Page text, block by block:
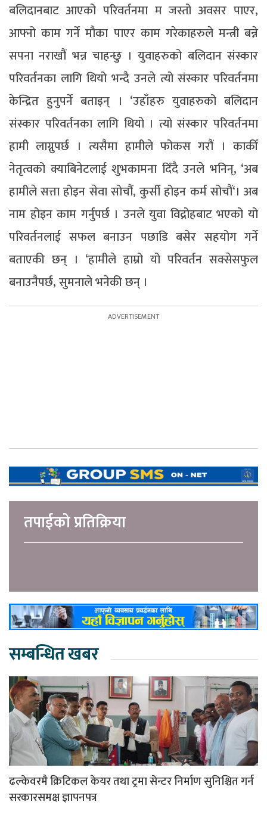
बलिदानबाट आएको परिवर्तनमा म जस्तो अवसर पाएर,
आफ्नो काम गर्ने मौका पाएर काम गरेकाहरुले मन्त्री बन्ने
सपना नराखौं भन्न चाहन्छु । युवाहरुको बलिदान संस्कार
परिवर्तनका लागि थियो भन्दै उनले त्यो संस्कार परिवर्तनमा
केन्द्रित हुनुपर्ने बताइन् । ‘उहाँहरु युवाहरुको बलिदान
संस्कार परिवर्तनका लागि थियो । त्यो संस्कार परिवर्तनमा
हामी लाग्नुपर्छ । त्यसैमा हामीले फोकस गरौं । कार्की
नेतृत्वको क्याबिनेटलाई शुभकामना दिँदै उनले भनिन्, ‘अब
हामीले सत्ता होइन सेवा सोचौं, कुर्सी होइन कर्म सोचौं‘। अब
नाम होइन काम गर्नुपर्छ । उनले युवा विद्रोहबाट भएको यो
परिवर्तनलाई सफल बनाउन पछाडि बसेर सहयोग गर्ने
बताएकी छन् । ‘हामीले हाम्रो यो परिवर्तन सक्सेसफुल
बनाउनैपर्छ, सुमनाले भनेकी छन् ।
तपाईको प्रतिक्रिया
सम्बन्धित खबर
ढल्केवरमै क्रिटिकल केयर तथा ट्रमा सेन्टर निर्माण सुनिश्चित गर्न
सरकारसमक्ष ज्ञापनपत्र